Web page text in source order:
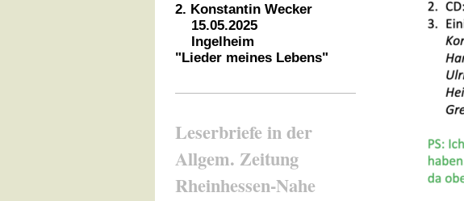
2. Konstantin Wecker
15.05.2025
Ingelheim
"Lieder meines Lebens"
Leserbriefe in der
Allgem. Zeitung
Rheinhessen-Nahe